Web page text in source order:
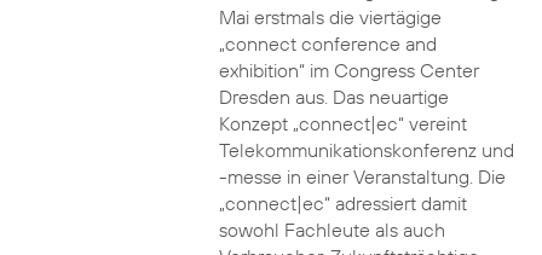
Mai erstmals die viertägige
„connect conference and
exhibition“ im Congress Center
Dresden aus. Das neuartige
Konzept „connect|ec“ vereint
Telekommunikationskonferenz und
-messe in einer Veranstaltung. Die
„connect|ec“ adressiert damit
sowohl Fachleute als auch